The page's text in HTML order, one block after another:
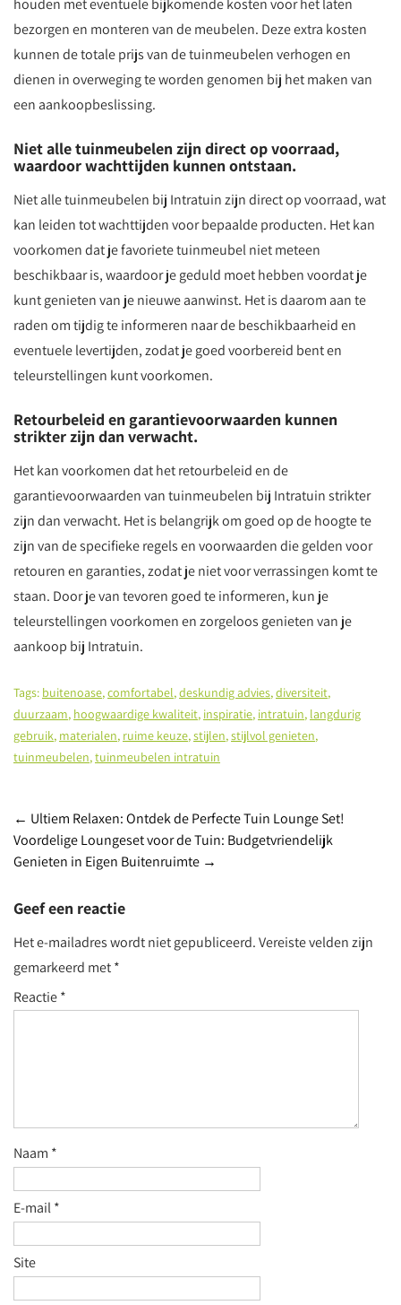
houden met eventuele bijkomende kosten voor het laten
bezorgen en monteren van de meubelen. Deze extra kosten
kunnen de totale prijs van de tuinmeubelen verhogen en
dienen in overweging te worden genomen bij het maken van
een aankoopbeslissing.
Niet alle tuinmeubelen zijn direct op voorraad,
waardoor wachttijden kunnen ontstaan.
Niet alle tuinmeubelen bij Intratuin zijn direct op voorraad, wat
kan leiden tot wachttijden voor bepaalde producten. Het kan
voorkomen dat je favoriete tuinmeubel niet meteen
beschikbaar is, waardoor je geduld moet hebben voordat je
kunt genieten van je nieuwe aanwinst. Het is daarom aan te
raden om tijdig te informeren naar de beschikbaarheid en
eventuele levertijden, zodat je goed voorbereid bent en
teleurstellingen kunt voorkomen.
Retourbeleid en garantievoorwaarden kunnen
strikter zijn dan verwacht.
Het kan voorkomen dat het retourbeleid en de
garantievoorwaarden van tuinmeubelen bij Intratuin strikter
zijn dan verwacht. Het is belangrijk om goed op de hoogte te
zijn van de specifieke regels en voorwaarden die gelden voor
retouren en garanties, zodat je niet voor verrassingen komt te
staan. Door je van tevoren goed te informeren, kun je
teleurstellingen voorkomen en zorgeloos genieten van je
aankoop bij Intratuin.
Tags: buitenoase,comfortabel,deskundig advies,diversiteit,
duurzaam, hoogwaardige kwaliteit, inspiratie, intratuin, langdurig
gebruik, materialen, ruime keuze,stijlen,stijlvol genieten,
tuinmeubelen,tuinmeubelen intratuin
Post
navigation
← Ultiem Relaxen: Ontdek de Perfecte Tuin Lounge Set!
Voordelige Loungeset voor de Tuin: Budgetvriendelijk
Genieten in Eigen Buitenruimte →
Geef een reactie
Het e-mailadres wordt niet gepubliceerd.Vereiste velden zijn
gemarkeerd met*
Reactie*
Naam *
E-mail*
Site